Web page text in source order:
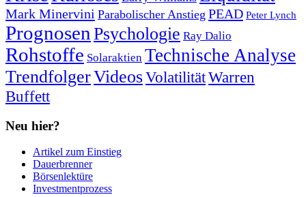
Mark Minervini Parabolischer Anstieg PEAD Peter Lynch
Prognosen Psychologie Ray Dalio
Rohstoffe Solaraktien Technische Analyse
TrendfolgerVideosVolatilitätWarren
Buffett
Neu hier?
Artikel zum Einstieg
Dauerbrenner
Börsenlektüre
Investmentprozess